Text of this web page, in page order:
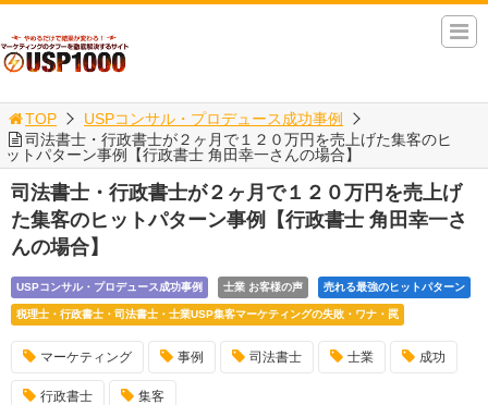
TOP
USPコンサル・プロデュース成功事例
司法書士・行政書士が２ヶ月で１２０万円を売上げた集客のヒ
ットパターン事例【行政書士 角田幸一さんの場合】
司法書士・行政書士が２ヶ月で１２０万円を売上げ
た集客のヒットパターン事例【行政書士 角田幸一さ
んの場合】
USPコンサル・プロデュース成功事例 士業 お客様の声 売れる最強のヒットパターン
税理士・行政書士・司法書士・士業USP集客マーケティングの失敗・ワナ・罠
マーケティング 事例 司法書士 士業 成功
行政書士 集客